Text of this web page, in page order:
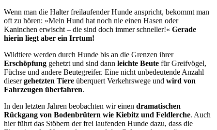
Wenn man die Halter freilaufender Hunde anspricht, bekommt man
oft zu hören: »Mein Hund hat noch nie einen Hasen oder
Kaninchen erwischt – die sind doch immer schneller!« Gerade
hierin liegt aber ein Irrtum!
Wildtiere werden durch Hunde bis an die Grenzen ihrer
Erschöpfung gehetzt und sind dann leichte Beute für Greifvögel,
Füchse und andere Beutegreifer. Eine nicht unbedeutende Anzahl
diesergehetzten Tiere überquert Verkehrswege und wird von
Fahrzeugen überfahren.
In den letzten Jahren beobachten wir einen dramatischen
Rückgang von Bodenbrütern wie Kiebitz und Feldlerche. Auch
hier führt das Stöbern der frei laufenden Hunde dazu, dass die